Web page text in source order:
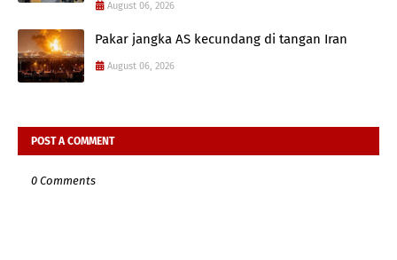
August 06, 2026
Pakar jangka AS kecundang di tangan Iran
August 06, 2026
POST A COMMENT
0 Comments